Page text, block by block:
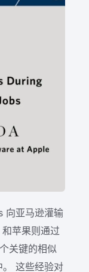
向亚马逊灌输
苹果则通过
关键的相似
。 这些经验对